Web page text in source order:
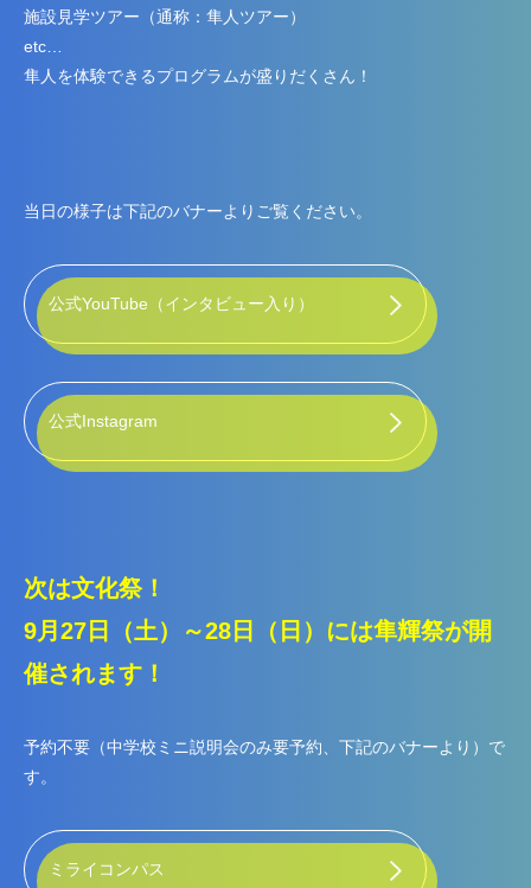
施設見学ツアー（通称：隼人ツアー）
etc…
隼人を体験できるプログラムが盛りだくさん！
当日の様子は下記のバナーよりご覧ください。
公式YouTube（インタビュー入り）
公式Instagram
次は文化祭！
9月27日（土）～28日（日）には隼輝祭が開
催されます！
予約不要（中学校ミニ説明会のみ要予約、下記のバナーより）で
す。
ミライコンパス